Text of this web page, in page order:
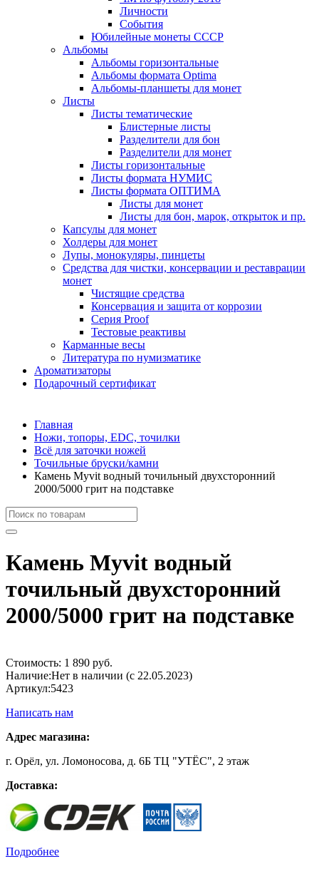
Личности
События
Юбилейные монеты СССР
Альбомы
Альбомы горизонтальные
Альбомы формата Optima
Альбомы-планшеты для монет
Листы
Листы тематические
Блистерные листы
Разделители для бон
Разделители для монет
Листы горизонтальные
Листы формата НУМИС
Листы формата ОПТИМА
Листы для монет
Листы для бон, марок, открыток и пр.
Капсулы для монет
Холдеры для монет
Лупы, монокуляры, пинцеты
Средства для чистки, консервации и реставрации
монет
Чистящие средства
Консервация и защита от коррозии
Серия Proof
Тестовые реактивы
Карманные весы
Литература по нумизматике
Ароматизаторы
Подарочный сертификат
Главная
Ножи, топоры, EDC, точилки
Всё для заточки ножей
Точильные бруски/камни
Камень Myvit водный точильный двухсторонний
2000/5000 грит на подставке
Камень Myvit водный
точильный двухсторонний
2000/5000 грит на подставке
Стоимость: 1 890 руб.
Наличие:Нет в наличии (с 22.05.2023)
Артикул:5423
Написать нам
Адрес магазина:
г. Орёл, ул. Ломоносова, д. 6Б ТЦ "УТЁС", 2 этаж
Доставка:
Подробнее